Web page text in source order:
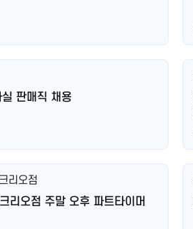
판매직 채용
리오점
리오점 주말 오후 파트타이머